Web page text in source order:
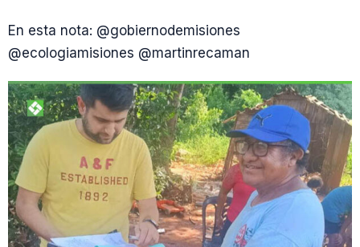
En esta nota: @gobiernodemisiones
@ecologiamisiones @martinrecaman